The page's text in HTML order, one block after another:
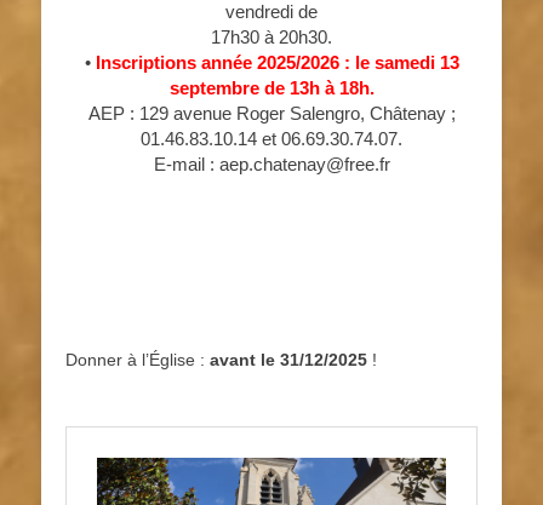
vendredi de
17h30 à 20h30.
• Inscriptions année 2025/2026 : le samedi 13
septembre de 13h à 18h.
AEP : 129 avenue Roger Salengro, Châtenay ;
01.46.83.10.14 et 06.69.30.74.07.
E-mail : aep.chatenay@free.fr
Donner à l’Église : avant le 31/12/2025 !